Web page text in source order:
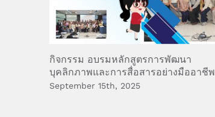
กิจกรรม อบรมหลักสูตรการพัฒนา
บุคลิกภาพและการสื่อสารอย่างมืออาชีพ
September 15th, 2025